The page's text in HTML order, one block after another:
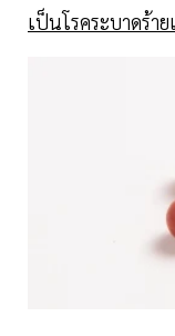
เป็นโรคระบาดร้า